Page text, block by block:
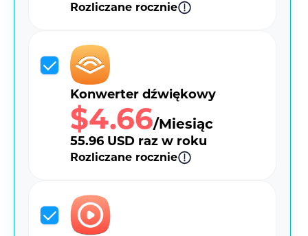
Rozliczane rocznie
Konwerter dźwiękowy
$4.66/Miesiąc
55.96 USD raz w roku
Rozliczane rocznie